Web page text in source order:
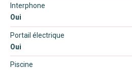
Interphone
Oui
Portail électrique
Oui
Piscine